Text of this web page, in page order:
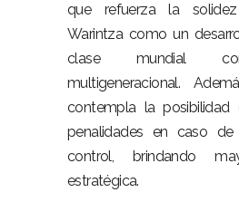
que refuerza la
Warintza como un
clase mundial
multigeneracional.
contempla la posibilidad
penalidades en caso
control, brindando
estratégica.